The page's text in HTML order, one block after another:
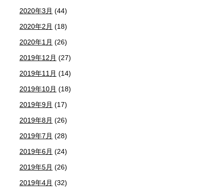
2020年3月 (44)
2020年2月 (18)
2020年1月 (26)
2019年12月 (27)
2019年11月 (14)
2019年10月 (18)
2019年9月 (17)
2019年8月 (26)
2019年7月 (28)
2019年6月 (24)
2019年5月 (26)
2019年4月 (32)